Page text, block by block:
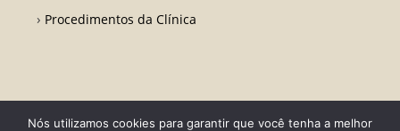
Procedimentos da Clínica
Nós utilizamos cookies para garantir que você tenha a melhor